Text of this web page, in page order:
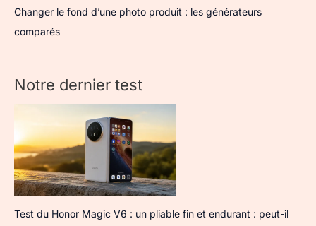
Changer le fond d’une photo produit : les générateurs
comparés
Notre dernier test
Test du Honor Magic V6 : un pliable fin et endurant : peut-il